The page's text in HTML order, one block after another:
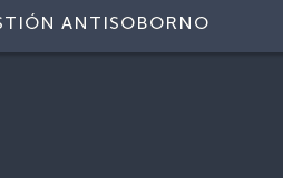
ANTISOBORNO